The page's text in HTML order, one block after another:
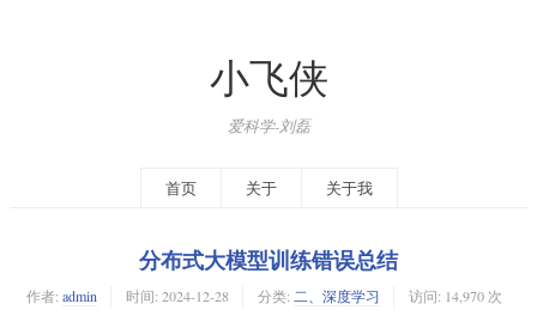
小飞侠
爱科学-刘磊
首页 关于 关于我
分布式大模型训练错误总结
作者: admin 时间: 2024-12-28 分类: 二、深度学习 访问: 14,970 次